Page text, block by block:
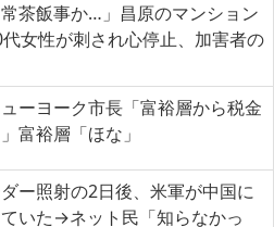
茶飯事か…」昌原のマンション
女性が刺され心停止、加害者の
ューヨーク市長「富裕層から税金
富裕層「ほな」
ー照射の2日後、米軍が中国に
いた→ネット民「知らなかっ